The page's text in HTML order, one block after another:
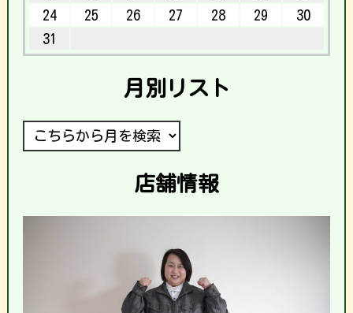
24
25 26 27 28 29
30
31
月別リスト
店舗情報